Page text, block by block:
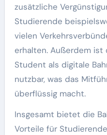
zusätzliche
Studierende
vielen
erhalten. Außerdem ist
Student als digitale
nutzbar, was das
überflüssig macht.
Insgesamt bietet die
Vorteile für